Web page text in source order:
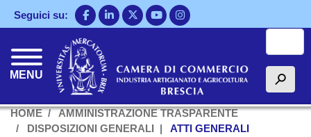
Salta
al
Seguici su:
MENU h
HOME
AMMINISTRAZIONE TRASPARENTE
DISPOSIZIONI GENERALI
ATTI GENERALI